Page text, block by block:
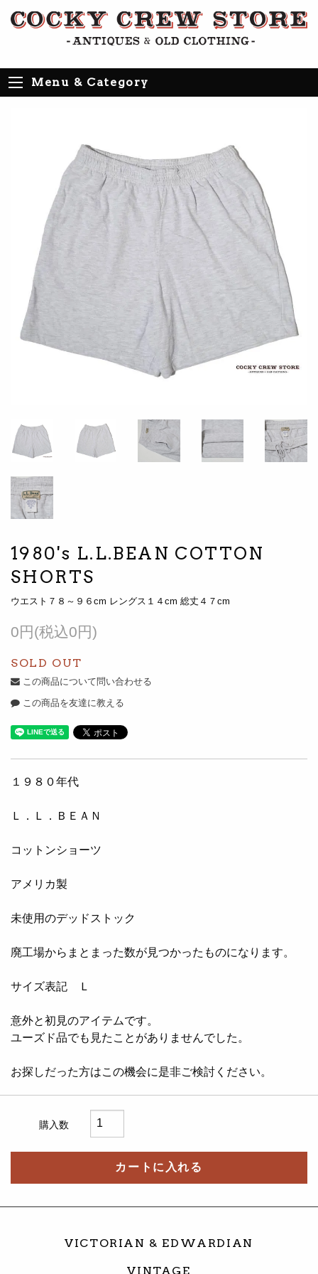
Menu & Category
1980's L.L.BEAN COTTON
SHORTS
ウエスト７８～９６cm レングス１４cm 総丈４７cm
0円(税込0円)
SOLD OUT
この商品について問い合わせる
この商品を友達に教える
１９８０年代
Ｌ．Ｌ．ＢＥＡＮ
コットンショーツ
アメリカ製
未使用のデッドストック
廃工場からまとまった数が見つかったものになります。
サイズ表記 Ｌ
意外と初見のアイテムです。
ユーズド品でも見たことがありませんでした。
お探しだった方はこの機会に是非ご検討ください。
購入数
カートに入れる
VICTORIAN & EDWARDIAN
VINTAGE